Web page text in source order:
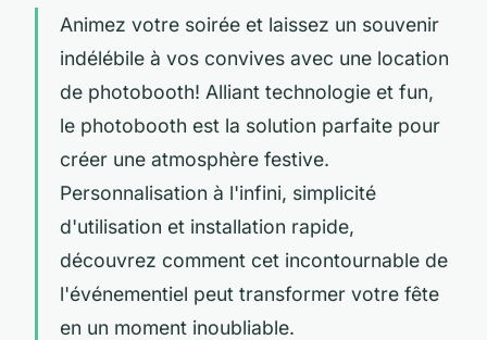
Animez votre soirée et laissez un souvenir
indélébile à vos convives avec une location
de photobooth! Alliant technologie et fun,
le photobooth est la solution parfaite pour
créer une atmosphère festive.
Personnalisation à l'infini, simplicité
d'utilisation et installation rapide,
découvrez comment cet incontournable de
l'événementiel peut transformer votre fête
en un moment inoubliable.